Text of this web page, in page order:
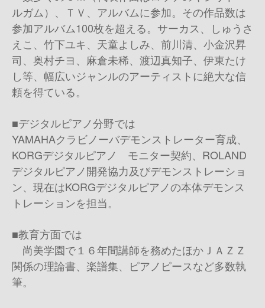
ルガム）、ＴＶ、アルバムに参加。その作品数は
参加アルバム100枚を超える。サーカス、しゅうさ
えこ、竹下ユキ、天童よしみ、前川清、小金沢昇
司、奥村チヨ、麻倉未稀、渡辺真知子、伊東たけ
し等、幅広いジャンルのアーティストに絶大な信
頼を得ている。
■デジタルピアノ分野では
YAMAHAクラビノーバデモンストレーター育成、
KORGデジタルピアノ モニター契約、ROLAND
デジタルピアノ開発協力及びデモンストレーショ
ン、現在はKORGデジタルピアノの本体デモンス
トレーションを担当。
■教育方面では
尚美学園で１６年間講師を務めたほかＪＡＺＺ
関係の理論書、楽譜集、ピアノピースなど多数執
筆。